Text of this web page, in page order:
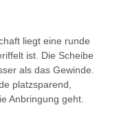
liegt eine runde
ist. Die Scheibe
als das Gewinde.
platzsparend,
Anbringung geht.